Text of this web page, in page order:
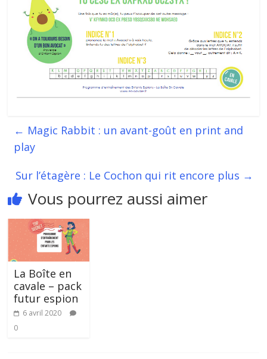
← Magic Rabbit : un avant-goût en print and
play
Sur l’étagère : Le Cochon qui rit encore plus →
Vous pourrez aussi aimer
La Boîte en
cavale – pack
futur espion
6 avril 2020
0